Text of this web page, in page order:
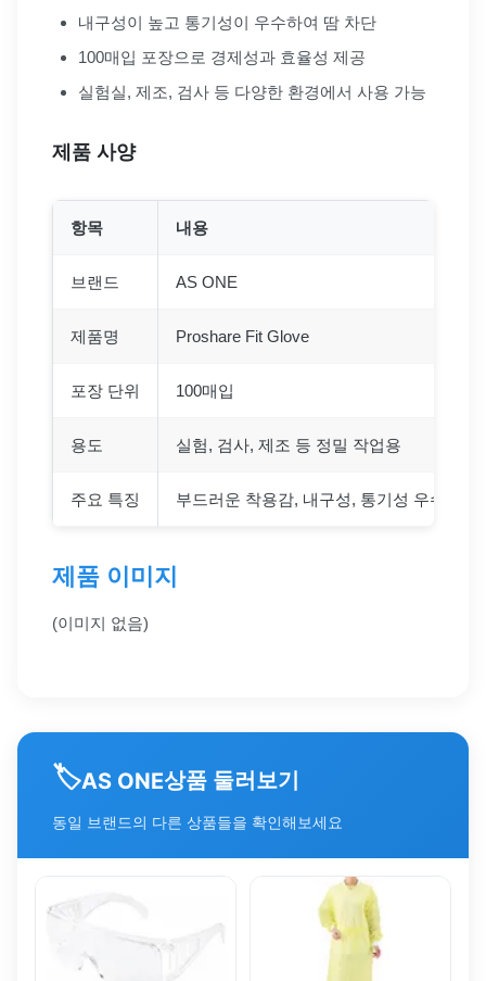
내구성이 높고 통기성이 우수하여 땀 차단
100매입 포장으로 경제성과 효율성 제공
실험실, 제조, 검사 등 다양한 환경에서 사용 가능
제품 사양
항목 내용
브랜드 AS ONE
제품명 Proshare Fit Glove
포장 단위 100매입
용도 실험, 검사, 제조 등 정밀 작업용
주요 특징 부드러운 착용감, 내구성, 통기성 우수
제품 이미지
(이미지 없음)
🏷️AS ONE상품 둘러보기
동일 브랜드의 다른 상품들을 확인해보세요